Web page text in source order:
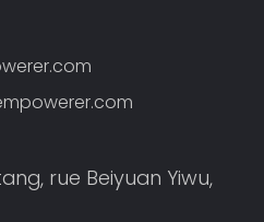
rue Beiyuan Yiwu,